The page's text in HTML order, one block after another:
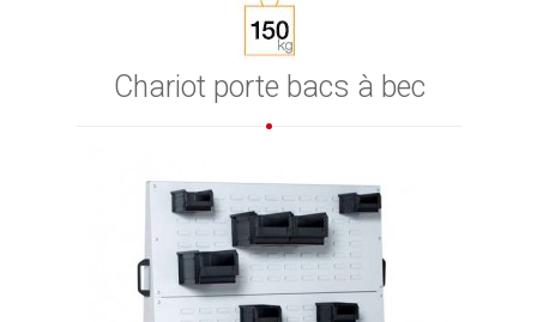
Chariot porte bacs à bec